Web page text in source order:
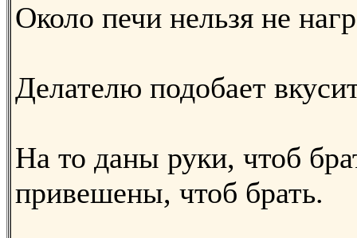
Около печи нельзя не
Делателю подобает
На то даны руки, чтоб
привешены, чтоб брать.